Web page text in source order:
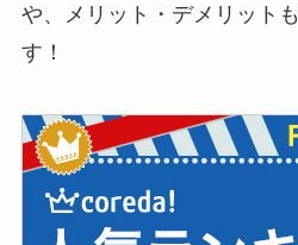
や、メリット・デメリット
す！